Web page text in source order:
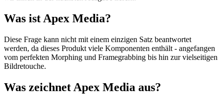
Was ist Apex Media?
Diese Frage kann nicht mit einem einzigen Satz beantwortet
werden, da dieses Produkt viele Komponenten enthält - angefangen
vom perfekten Morphing und Framegrabbing bis hin zur vielseitigen
Bildretouche.
Was zeichnet Apex Media aus?